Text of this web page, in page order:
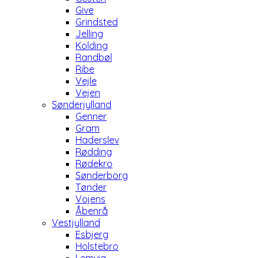
Give
Grindsted
Jelling
Kolding
Randbøl
Ribe
Vejle
Vejen
Sønderjylland
Genner
Gram
Haderslev
Rødding
Rødekro
Sønderborg
Tønder
Vojens
Åbenrå
Vestjylland
Esbjerg
Holstebro